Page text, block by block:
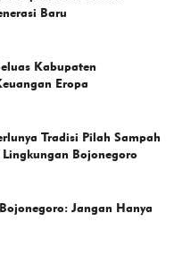
Baru
Kabupaten
Eropa
Tradisi Pilah Sampah
Bojonegoro
Jangan Hanya